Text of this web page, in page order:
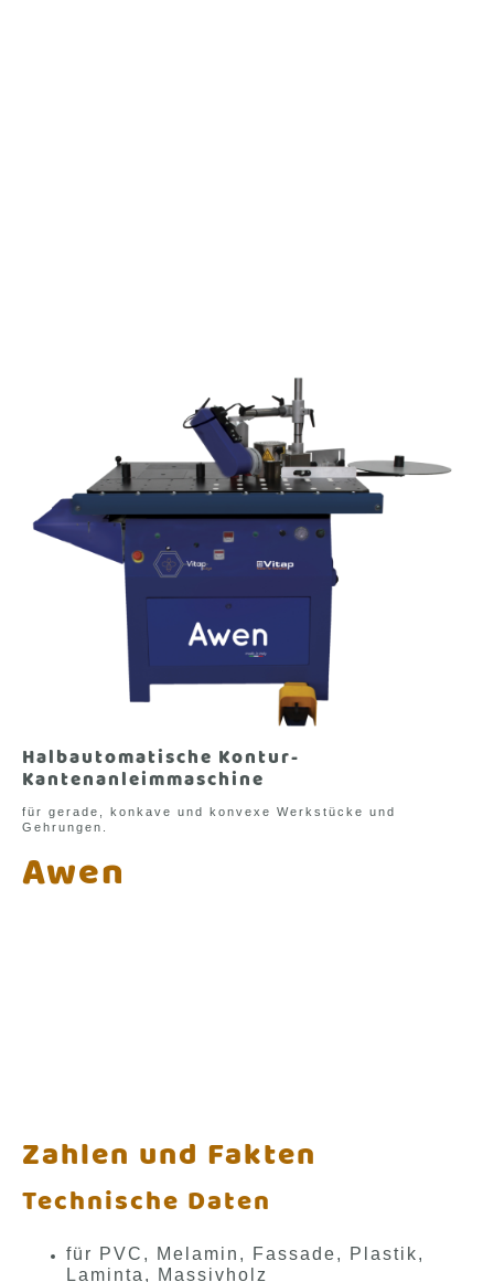
Halbautomatische Kontur-
Kantenanleimmaschine
für gerade, konkave und konvexe Werkstücke und
Gehrungen.
Awen
Zahlen und Fakten
Technische Daten
für PVC, Melamin, Fassade, Plastik,
Laminta, Massivholz